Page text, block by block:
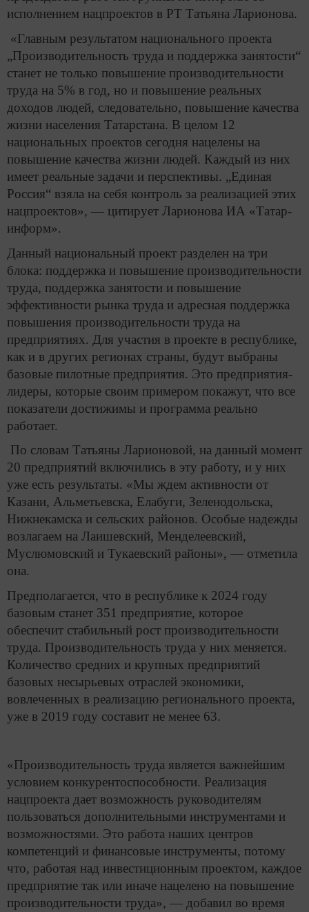
исполнением нацпроектов в РТ Татьяна Ларионова.
«Главным результатом национального проекта
„Производительность труда и поддержка занятости“
станет не только повышение производительности
труда на 5% в год, но и повышение реальных
доходов людей, следовательно, повышение качества
жизни населения Татарстана. В целом 12
национальных проектов сегодня нацелены на
повышение качества жизни людей. Каждый из них
имеет реальные задачи и перспективы. „Единая
Россия“ взяла на себя контроль за реализацией этих
нацпроектов», — цитирует Ларионова ИА «Татар-
информ».
Данный национальный проект разделен на три
блока: поддержка и повышение производительности
труда, поддержка занятости и повышение
эффективности рынка труда и адресная поддержка
повышения производительности труда на
предприятиях. Для участия в проекте в республике,
как и в других регионах страны, будут выбраны
базовые пилотные предприятия. Это предприятия-
лидеры, которые своим примером покажут, что все
показатели достижимы и программа реально
работает.
По словам Татьяны Ларионовой, на данный момент
20 предприятий включились в эту работу, и у них
уже есть результаты. «Мы ждем активности от
Казани, Альметьевска, Елабуги, Зеленодольска,
Нижнекамска и сельских районов. Особые надежды
возлагаем на Лаишевский, Менделеевский,
Муслюмовский и Тукаевский районы», — отметила
она.
Предполагается, что в республике к 2024 году
базовым станет 351 предприятие, которое
обеспечит стабильный рост производительности
труда. Производительность труда у них меняется.
Количество средних и крупных предприятий
базовых несырьевых отраслей экономики,
вовлеченных в реализацию регионального проекта,
уже в 2019 году составит не менее 63.
«Производительность труда является важнейшим
условием конкурентоспособности. Реализация
нацпроекта дает возможность руководителям
пользоваться дополнительными инструментами и
возможностями. Это работа наших центров
компетенций и финансовые инструменты, потому
что, работая над инвестиционным проектом, каждое
предприятие так или иначе нацелено на повышение
производительности труда», — добавил во время